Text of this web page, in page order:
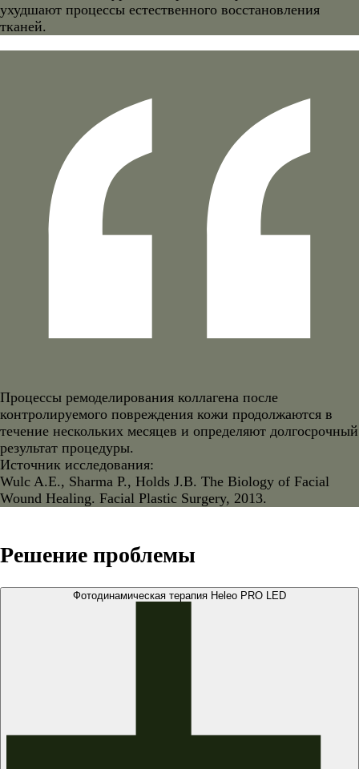
ухудшают процессы естественного восстановления
тканей.
Процессы ремоделирования коллагена после
контролируемого повреждения кожи продолжаются в
течение нескольких месяцев и определяют долгосрочный
результат процедуры.
Источник исследования:
Wulc A.E., Sharma P., Holds J.B. The Biology of Facial
Wound Healing. Facial Plastic Surgery, 2013.
Решение проблемы
Фотодинамическая терапия Heleo PRO LED